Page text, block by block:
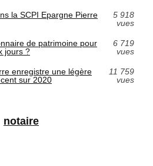
la SCPI Epargne Pierre
5 918
vues
de patrimoine pour
jours ?
6 719
vues
enregistre une légère
sur 2020
11 759
vues
notaire